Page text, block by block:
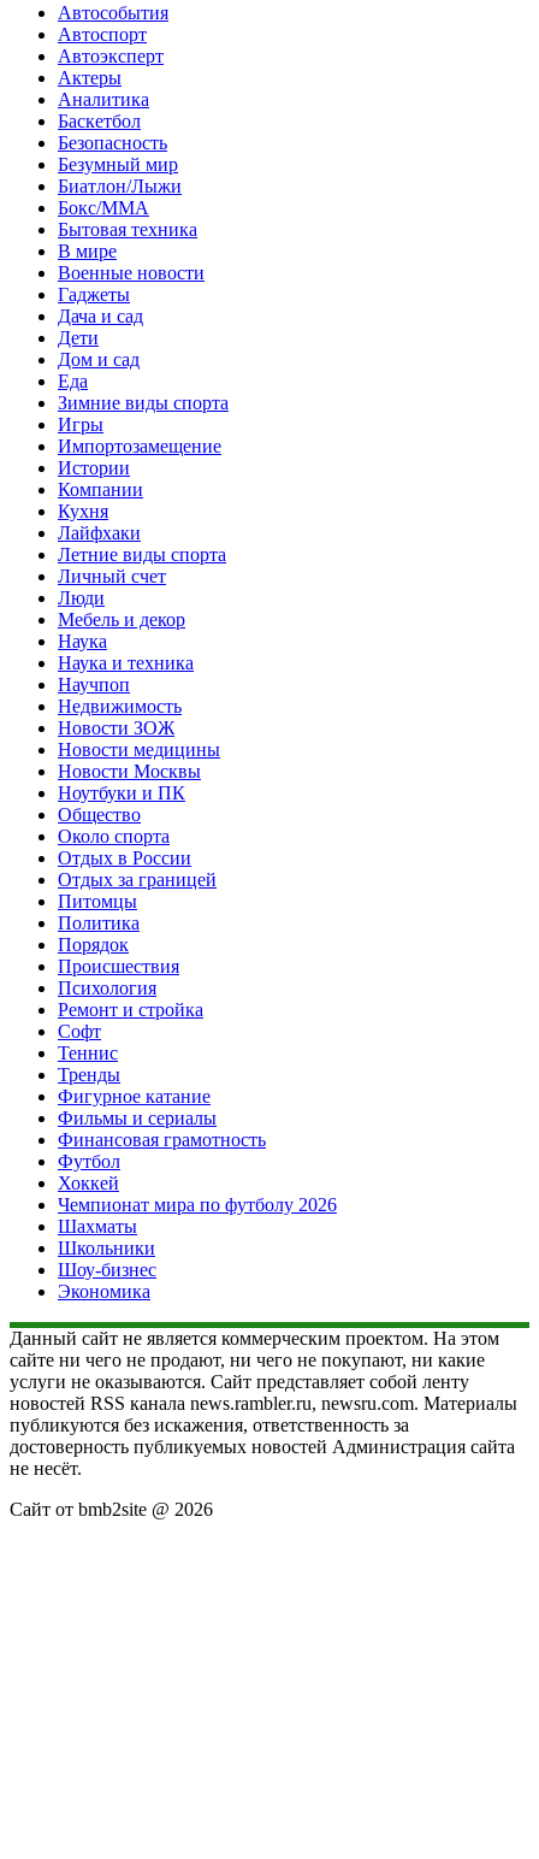
Автособытия
Автоспорт
Автоэксперт
Актеры
Аналитика
Баскетбол
Безопасность
Безумный мир
Биатлон/Лыжи
Бокс/MMA
Бытовая техника
В мире
Военные новости
Гаджеты
Дача и сад
Дети
Дом и сад
Еда
Зимние виды спорта
Игры
Импортозамещение
Истории
Компании
Кухня
Лайфхаки
Летние виды спорта
Личный счет
Люди
Мебель и декор
Наука
Наука и техника
Научпоп
Недвижимость
Новости ЗОЖ
Новости медицины
Новости Москвы
Ноутбуки и ПК
Общество
Около спорта
Отдых в России
Отдых за границей
Питомцы
Политика
Порядок
Происшествия
Психология
Ремонт и стройка
Софт
Теннис
Тренды
Фигурное катание
Фильмы и сериалы
Финансовая грамотность
Футбол
Хоккей
Чемпионат мира по футболу 2026
Шахматы
Школьники
Шоу-бизнес
Экономика
Данный сайт не является коммерческим проектом. На этом
сайте ни чего не продают, ни чего не покупают, ни какие
услуги не оказываются. Сайт представляет собой ленту
новостей RSS канала news.rambler.ru, newsru.com. Материалы
публикуются без искажения, ответственность за
достоверность публикуемых новостей Администрация сайта
не несёт.
Сайт от bmb2site @ 2026